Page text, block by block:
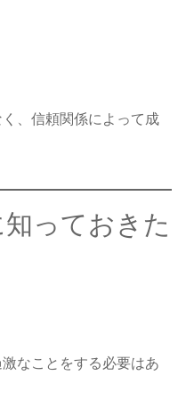
、信頼関係によって成
っておきた
なことをする必要はあ